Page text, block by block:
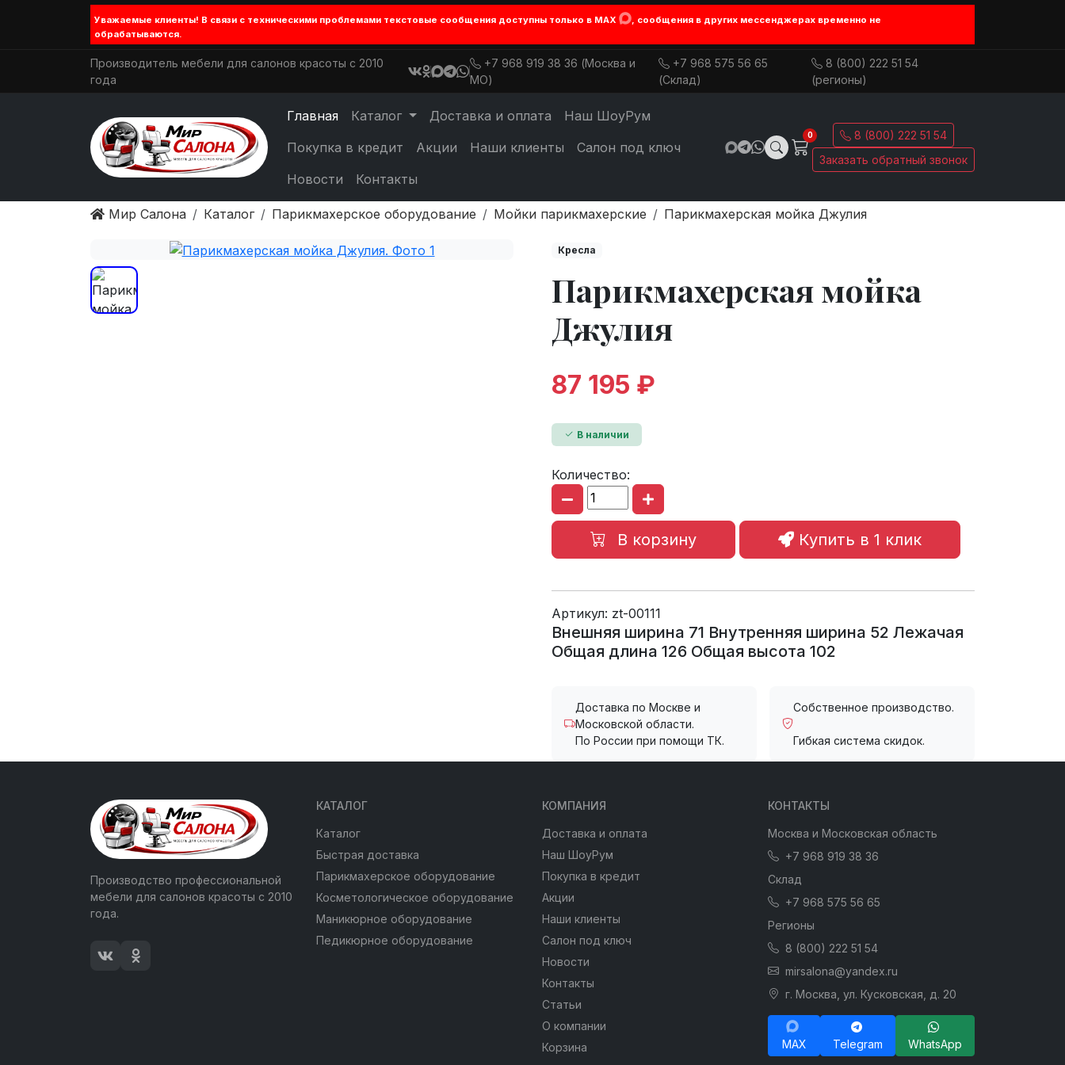
Уважаемые клиенты! В связи с техническими проблемами текстовые сообщения доступны только в MAX
, сообщения в других мессенджерах временно не
обрабатываются.
Производитель мебели для салонов красоты с 2010
года
+7 968 919 38 36 (Москва и
МО)
+7 968 575 56 65
(Склад)
8 (800) 222 51 54
(регионы)
Главная Каталог Доставка и оплата
Наш ШоуРум
Покупка в кредит
Акции Наши клиенты
Салон под ключ
Новости
Контакты
0
8 (800) 222 51 54
Заказать обратный звонок
Мир Салона Каталог Парикмахерское оборудование Мойки парикмахерские Парикмахерская мойка Джулия
Кресла
Парикмахерская мойка
Джулия
87 195 ₽
В наличии
Количество:
В корзину Купить в 1 клик
Артикул: zt-00111
Внешняя ширина 71 Внутренняя ширина 52 Лежачая
Общая длина 126 Общая высота 102
Доставка по Москве и
Московской области.
По России при помощи ТК.
Собственное производство.
Гибкая система скидок.
Производство профессиональной
мебели для салонов красоты с 2010
года.
КАТАЛОГ
Каталог
Быстрая доставка
Парикмахерское оборудование
Косметологическое оборудование
Маникюрное оборудование
Педикюрное оборудование
КОМПАНИЯ
Доставка и оплата
Наш ШоуРум
Покупка в кредит
Акции
Наши клиенты
Салон под ключ
Новости
Контакты
Статьи
О компании
Корзина
КОНТАКТЫ
Москва и Московская область
+7 968 919 38 36
Склад
+7 968 575 56 65
Регионы
8 (800) 222 51 54
mirsalona@yandex.ru
г. Москва, ул. Кусковская, д. 20
MAX Telegram WhatsApp